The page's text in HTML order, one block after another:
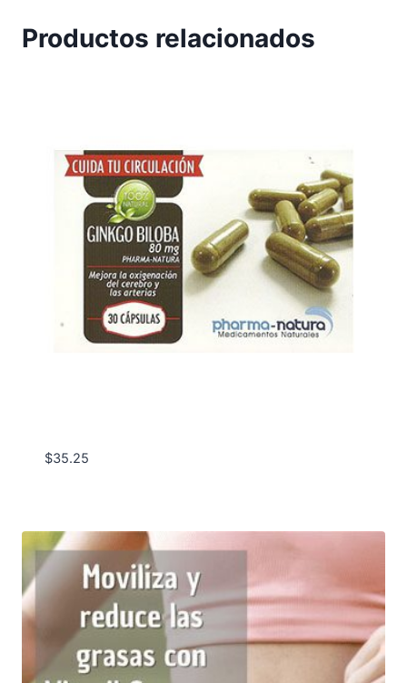
Productos relacionados
$35.25